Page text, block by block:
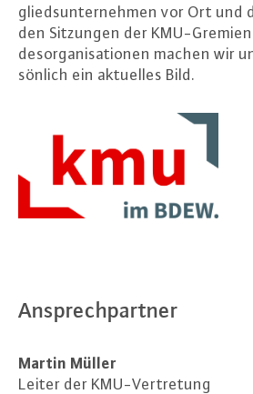
glieds­un­ter­neh­men vor Ort und
den Sitzungen der KMU-
des­or­ga­ni­sa­tio­nen machen wir
sön­lich ein aktuelles Bild.
An­sprech­part­ner
Martin Müller
Leiter der KMU-Ver­tre­tung